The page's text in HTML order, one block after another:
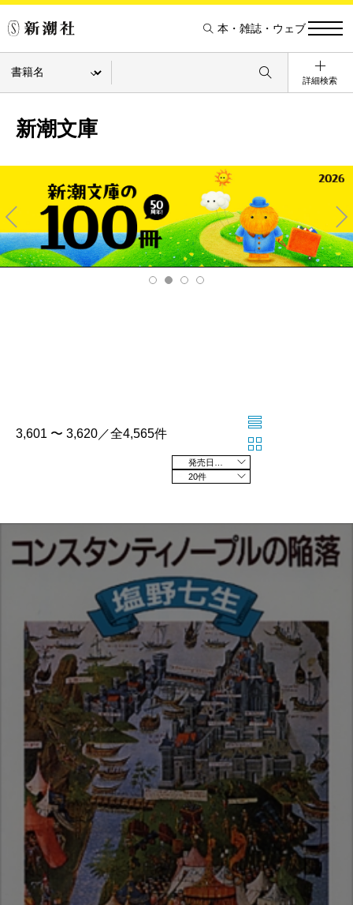
本・雑誌・ウェブ
詳細検索
新潮文庫
Pre
v
Ne
xt
3,601 〜 3,620／全4,565件
20件